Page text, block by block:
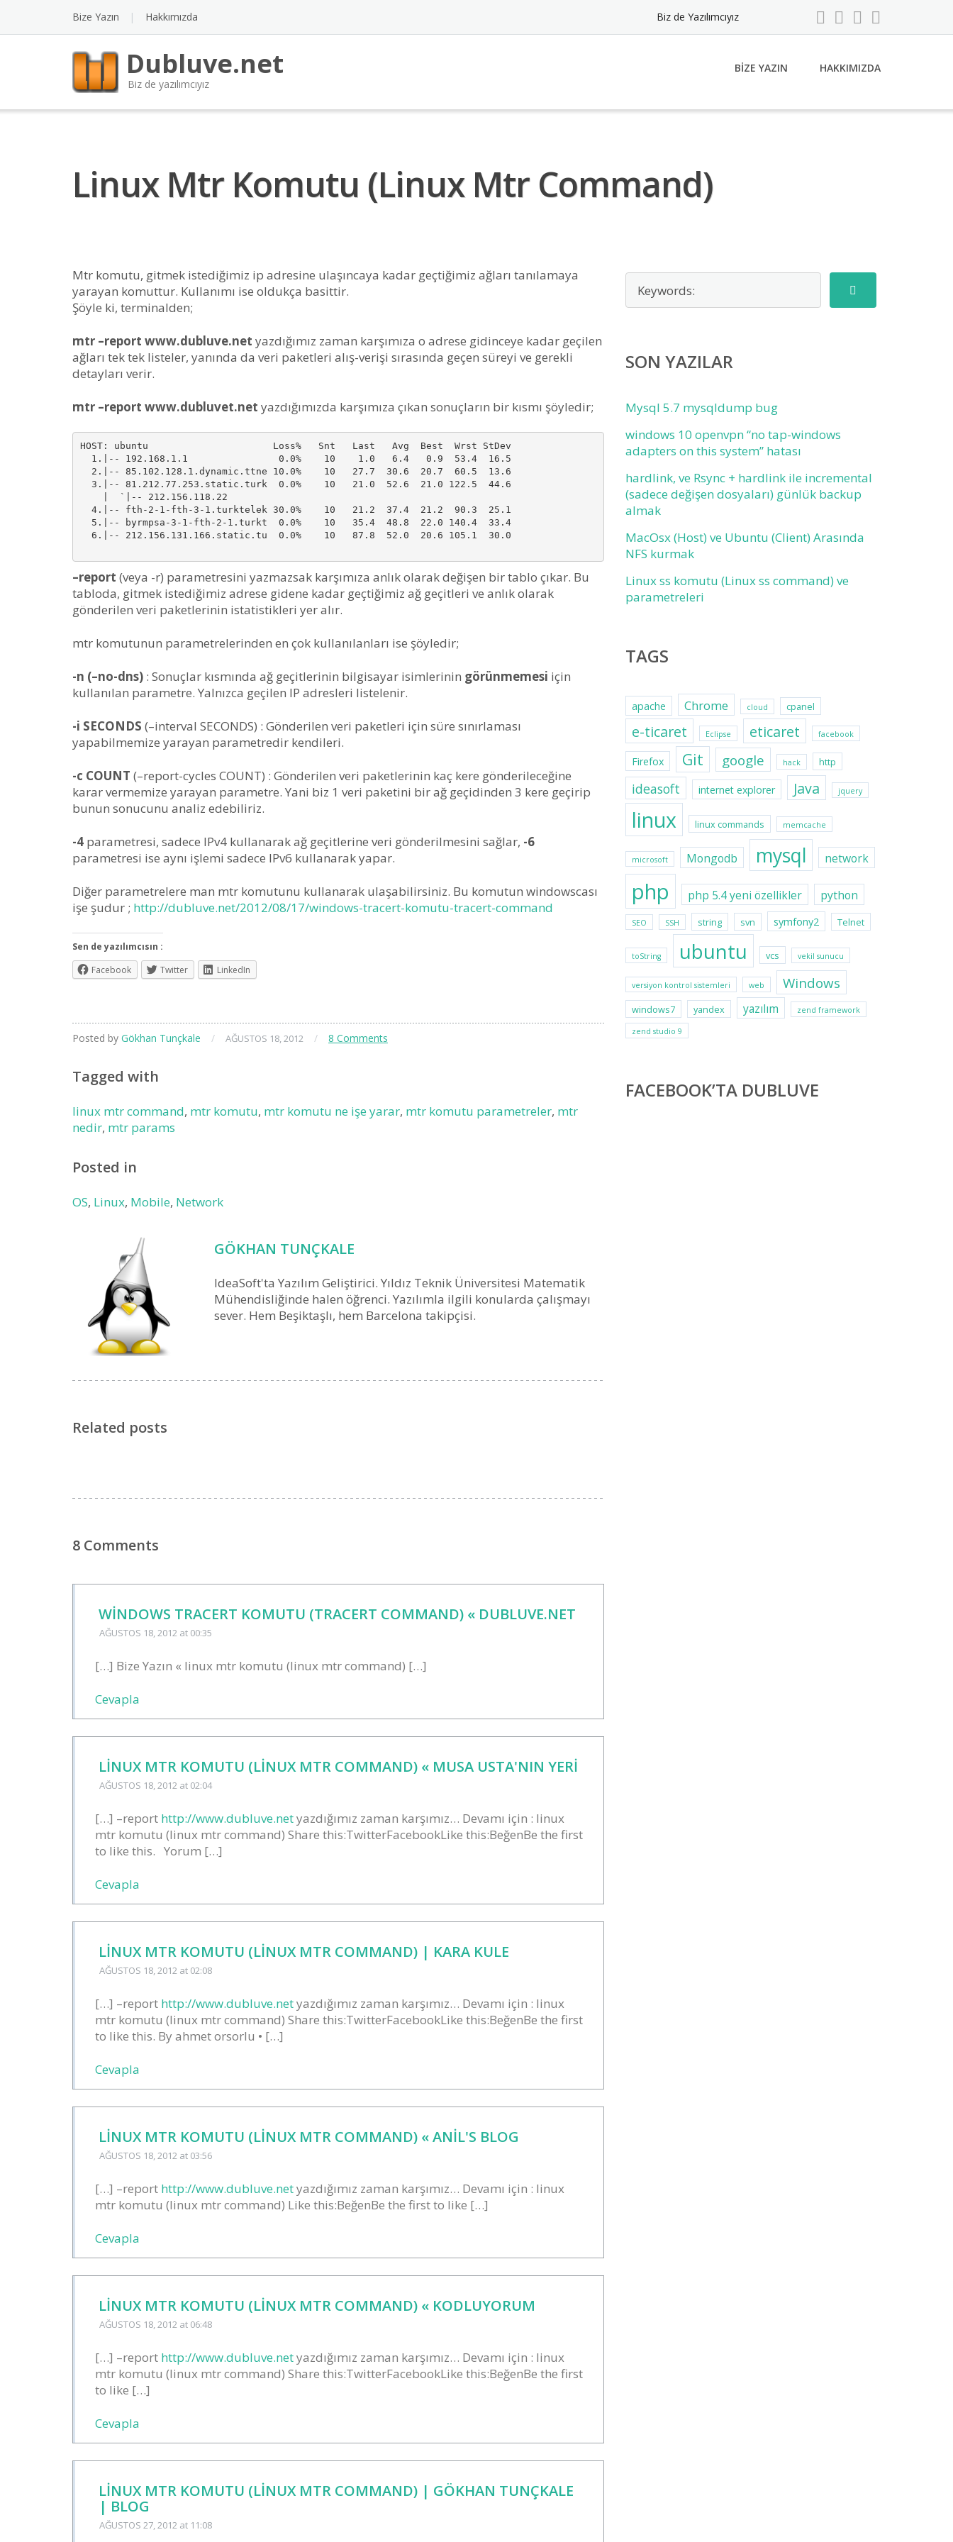
Bize Yazın Hakkımızda Biz de Yazılımcıyız
Dubluve.net
Biz de yazılımcıyız
BIZE YAZIN HAKKIMIZDA
Linux Mtr Komutu (linux Mtr Command)
Mtr komutu, gitmek istediğimiz ip adresine ulaşıncaya kadar geçtiğimiz ağları tanılamaya
yarayan komuttur. Kullanımı ise oldukça basittir.
Şöyle ki, terminalden;
mtr –report www.dubluve.net yazdığımız zaman karşımıza o adrese gidinceye kadar geçilen
ağları tek tek listeler, yanında da veri paketleri alış-verişi sırasında geçen süreyi ve gerekli
detayları verir.
mtr –report www.dubluvet.net yazdığımızda karşımıza çıkan sonuçların bir kısmı şöyledir;
HOST: ubuntu                      Loss%   Snt   Last   Avg  Best  Wrst StDev
  1.|-- 192.168.1.1                0.0%    10    1.0   6.4   0.9  53.4  16.5
  2.|-- 85.102.128.1.dynamic.ttne 10.0%    10   27.7  30.6  20.7  60.5  13.6
  3.|-- 81.212.77.253.static.turk  0.0%    10   21.0  52.6  21.0 122.5  44.6
    |  `|-- 212.156.118.22
  4.|-- fth-2-1-fth-3-1.turktelek 30.0%    10   21.2  37.4  21.2  90.3  25.1
  5.|-- byrmpsa-3-1-fth-2-1.turkt  0.0%    10   35.4  48.8  22.0 140.4  33.4
  6.|-- 212.156.131.166.static.tu  0.0%    10   87.8  52.0  20.6 105.1  30.0
–report (veya -r) parametresini yazmazsak karşımıza anlık olarak değişen bir tablo çıkar. Bu
tabloda, gitmek istediğimiz adrese gidene kadar geçtiğimiz ağ geçitleri ve anlık olarak
gönderilen veri paketlerinin istatistikleri yer alır.
mtr komutunun parametrelerinden en çok kullanılanları ise şöyledir;
-n (–no-dns) : Sonuçlar kısmında ağ geçitlerinin bilgisayar isimlerinin görünmemesi için
kullanılan parametre. Yalnızca geçilen IP adresleri listelenir.
-i SECONDS (–interval SECONDS) : Gönderilen veri paketleri için süre sınırlaması
yapabilmemize yarayan parametredir kendileri.
-c COUNT (–report-cycles COUNT) : Gönderilen veri paketlerinin kaç kere gönderileceğine
karar vermemize yarayan parametre. Yani biz 1 veri paketini bir ağ geçidinden 3 kere geçirip
bunun sonucunu analiz edebiliriz.
-4 parametresi, sadece IPv4 kullanarak ağ geçitlerine veri gönderilmesini sağlar, -6
parametresi ise aynı işlemi sadece IPv6 kullanarak yapar.
Diğer parametrelere man mtr komutunu kullanarak ulaşabilirsiniz. Bu komutun windowscası
işe şudur ; http://dubluve.net/2012/08/17/windows-tracert-komutu-tracert-command
Sen de yazılımcısın :
Facebook
Twitter LinkedIn
Posted by Gökhan Tunçkale / AĞUSTOS 18, 2012 / 8 Comments
Tagged with
linux mtr command, mtr komutu, mtr komutu ne işe yarar, mtr komutu parametreler, mtr
nedir, mtr params
Posted in
OS, Linux, Mobile, Network
GÖKHAN TUNÇKALE
IdeaSoft'ta Yazılım Geliştirici. Yıldız Teknik Üniversitesi Matematik
Mühendisliğinde halen öğrenci. Yazılımla ilgili konularda çalışmayı
sever. Hem Beşiktaşlı, hem Barcelona takipçisi.
Related posts
8 Comments
WINDOWS TRACERT KOMUTU (TRACERT COMMAND) « DUBLUVE.NET
AĞUSTOS 18, 2012 at 00:35
[…] Bize Yazın « linux mtr komutu (linux mtr command) […]
Cevapla
LINUX MTR KOMUTU (LINUX MTR COMMAND) « MUSA USTA'NIN YERI
AĞUSTOS 18, 2012 at 02:04
[…] –report http://www.dubluve.netyazdığımız zaman karşımız… Devamı için : linux
mtr komutu (linux mtr command) Share this:TwitterFacebookLike this:BeğenBe the first
to like this. Yorum […]
Cevapla
LINUX MTR KOMUTU (LINUX MTR COMMAND) | KARA KULE
AĞUSTOS 18, 2012 at 02:08
[…] –report http://www.dubluve.netyazdığımız zaman karşımız… Devamı için : linux
mtr komutu (linux mtr command) Share this:TwitterFacebookLike this:BeğenBe the first
to like this. By ahmet orsorlu • […]
Cevapla
LINUX MTR KOMUTU (LINUX MTR COMMAND) « ANIL'S BLOG
AĞUSTOS 18, 2012 at 03:56
[…] –report http://www.dubluve.netyazdığımız zaman karşımız… Devamı için : linux
mtr komutu (linux mtr command) Like this:BeğenBe the first to like […]
Cevapla
LINUX MTR KOMUTU (LINUX MTR COMMAND) « KODLUYORUM
AĞUSTOS 18, 2012 at 06:48
[…] –report http://www.dubluve.netyazdığımız zaman karşımız… Devamı için : linux
mtr komutu (linux mtr command) Share this:TwitterFacebookLike this:BeğenBe the first
to like […]
Cevapla
LINUX MTR KOMUTU (LINUX MTR COMMAND) | GÖKHAN TUNÇKALE
| BLOG
AĞUSTOS 27, 2012 at 11:08
SON YAZILAR
Mysql 5.7 mysqldump bug
windows 10 openvpn “no tap-windows
adapters on this system” hatası
hardlink, ve Rsync + hardlink ile incremental
(sadece değişen dosyaları) günlük backup
almak
MacOsx (Host) ve Ubuntu (Client) Arasında
NFS kurmak
Linux ss komutu (Linux ss command) ve
parametreleri
TAGS
apache Chrome cloud cpanel
e-ticaret Eclipse eticaret facebook
Firefox Git google hack http
ideasoft internet explorer Java jquery
linux linux commands memcache
microsoft Mongodb mysql network
php php 5.4 yeni özellikler python
SEO SSH string svn symfony2 Telnet
toString ubuntu vcs vekil sunucu
versiyon kontrol sistemleri web Windows
windows7 yandex yazılım zend framework
zend studio 9
FACEBOOK’TA DUBLUVE